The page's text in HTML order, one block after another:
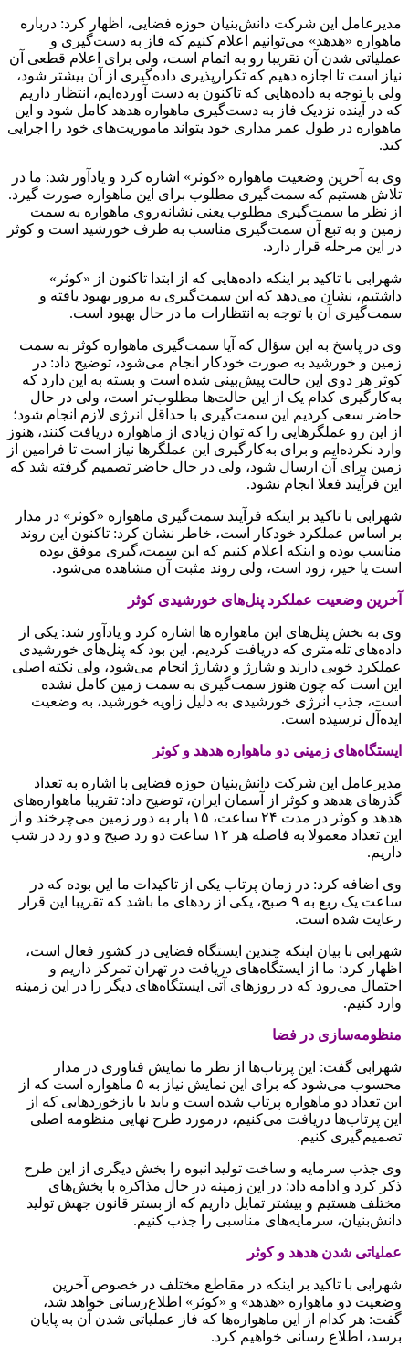
مدیرعامل این شرکت دانش‌بنیان حوزه فضایی، اظهار کرد: درباره
ماهواره «هدهد» می‌توانیم اعلام کنیم که فاز به دست‌گیری و
عملیاتی شدن آن تقریبا رو به اتمام است، ولی برای اعلام قطعی آن
نیاز است تا اجازه دهیم که تکرارپذیری داده‌گیری از آن بیشتر شود،
ولی با توجه به داده‌هایی که تاکنون به دست آورده‌ایم، انتظار داریم
که در آینده نزدیک فاز به دست‌گیری ماهواره هدهد کامل شود و این
ماهواره در طول عمر مداری خود بتواند ماموریت‌های خود را اجرایی
کند.
وی به آخرین وضعیت ماهواره «کوثر» اشاره کرد و یادآور شد: ما در
تلاش هستیم که سمت‌گیری مطلوب برای این ماهواره صورت گیرد.
از نظر ما سمت‌گیری مطلوب یعنی نشانه‌روی ماهواره به سمت
زمین و به تبع آن سمت‌گیری مناسب به طرف خورشید است و کوثر
در این مرحله قرار دارد.
شهرابی با تاکید بر اینکه داده‌هایی که از ابتدا تاکنون از «کوثر»
داشتیم، نشان می‌دهد که این سمت‌گیری به مرور بهبود یافته و
سمت‌گیری آن با توجه به انتظارات ما در حال بهبود است.
وی در پاسخ به این سؤال که آیا سمت‌گیری ماهواره کوثر به سمت
زمین و خورشید به صورت خودکار انجام می‌شود، توضیح داد: در
کوثر هر دوی این حالت پیش‌بینی شده است و بسته به این دارد که
به‌کارگیری کدام یک از این حالت‌ها مطلوب‌تر است، ولی در حال
حاضر سعی کردیم این سمت‌گیری با حداقل انرژی لازم انجام شود؛
از این رو عملگرهایی را که توان زیادی از ماهواره دریافت کنند، هنوز
وارد نکرده‌ایم و برای به‌کارگیری این عملگرها نیاز است تا فرامین از
زمین برای آن ارسال شود، ولی در حال حاضر تصمیم گرفته شد که
این فرآیند فعلا انجام نشود.
شهرابی با تاکید بر اینکه فرآیند سمت‌گیری ماهواره «کوثر» در مدار
بر اساس عملکرد خودکار است، خاطر نشان کرد: تاکنون این روند
مناسب بوده و اینکه اعلام کنیم که این سمت،گیری موفق بوده
است یا خیر، زود است، ولی روند مثبت آن مشاهده می‌شود.
آخرین وضعیت عملکرد پنل‌های خورشیدی کوثر
وی به بخش پنل‌های این ماهواره ها اشاره کرد و یادآور شد: یکی از
داده‌های تله‌متری که دریافت کردیم، این بود که پنل‌های خورشیدی
عملکرد خوبی دارند و شارژ و دشارژ انجام می‌شود، ولی نکته اصلی
این است که چون هنوز سمت‌گیری به سمت زمین کامل نشده
است، جذب انرژی خورشیدی به دلیل زاویه خورشید، به وضعیت
ایده‌آل نرسیده است.
ایستگاه‌های زمینی دو ماهواره هدهد و کوثر
مدیرعامل این شرکت دانش‌بنیان حوزه فضایی با اشاره به تعداد
گذرهای هدهد و کوثر از آسمان ایران، توضیح داد: تقریبا ماهواره‌های
هدهد و کوثر در مدت ۲۴ ساعت، ۱۵ بار به دور زمین می‌چرخند و از
این تعداد معمولا به فاصله هر ۱۲ ساعت دو رد صبح و دو رد در شب
داریم.
وی اضافه کرد: در زمان پرتاب یکی از تاکیدات ما این بوده که در
ساعت یک ربع به ۹ صبح، یکی از ردهای ما باشد که تقریبا این قرار
رعایت شده است.
شهرابی با بیان اینکه چندین ایستگاه فضایی در کشور فعال است،
اظهار کرد: ما از ایستگاه‌های دریافت در تهران تمرکز داریم و
احتمال می‌رود که در روزهای آتی ایستگاه‌های دیگر را در این زمینه
وارد کنیم.
منظومه‌سازی در فضا
شهرابی گفت: این پرتاب‌ها از نظر ما نمایش فناوری در مدار
محسوب می‌شود که برای این نمایش نیاز به ۵ ماهواره است که از
این تعداد دو ماهواره‌ پرتاب شده است و باید با بازخوردهایی که از
این پرتاب‌ها دریافت می‌کنیم، درمورد طرح نهایی منظومه اصلی
تصمیم‌گیری کنیم.
وی جذب سرمایه و ساخت تولید انبوه را بخش دیگری از این طرح
ذکر کرد و ادامه داد: در این زمینه در حال مذاکره با بخش‌های
مختلف هستیم و بیشتر تمایل داریم که از بستر قانون جهش تولید
دانش‌بنیان، سرمایه‌های مناسبی را جذب کنیم.
عملیاتی شدن هدهد و کوثر
شهرابی با تاکید بر اینکه در مقاطع مختلف در خصوص آخرین
وضعیت دو ماهواره «هدهد» و «کوثر» اطلاع‌رسانی خواهد شد،
گفت: هر کدام از این ماهواره‌ها که فاز عملیاتی شدن آن به پایان
برسد، اطلاع رسانی خواهیم کرد.